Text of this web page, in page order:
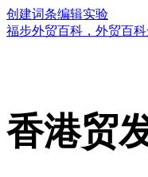
创建词条编辑实验
福步外贸百科，外贸百
香港贸